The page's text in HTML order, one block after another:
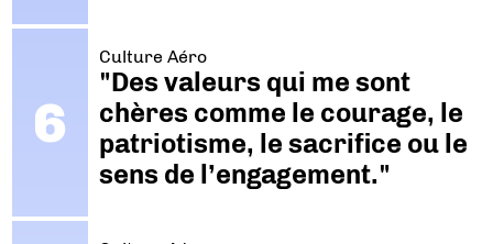
Culture Aéro
"Des valeurs qui me sont
chères comme le courage, le
patriotisme, le sacrifice ou le
sens de l’engagement."